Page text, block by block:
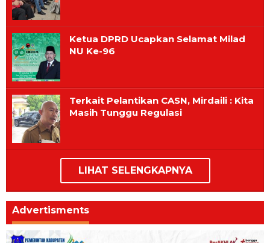
Ketua DPRD Ucapkan Selamat Milad
NU Ke-96
Terkait Pelantikan CASN, Mirdaili : Kita
Masih Tunggu Regulasi
LIHAT SELENGKAPNYA
Advertisments